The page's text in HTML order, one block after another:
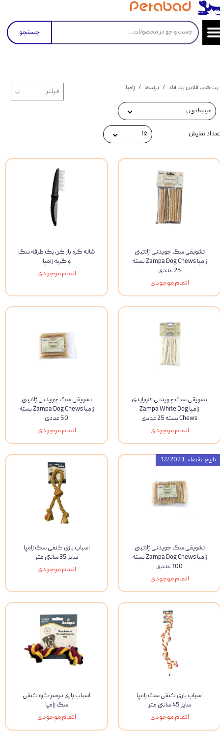
جستجو
پت شاپ آنلاین پت آباد برندها زامپا
مرتبط‌ترین
نمایش ۱۵
تشویقی سگ جویدنی ژلاتینی
زامپا Zampa Dog Chews بسته
25 عددی
اتمام موجودی
شانه گره باز کن یک طرفه سگ
و گربه زامپا
اتمام موجودی
تشویقی سگ جویدنی فلورایدی
زامپا Zampa White Dog
Chews بسته 25 عددی
اتمام موجودی
تشویقی سگ جویدنی ژلاتینی
زامپا Zampa Dog Chews بسته
50 عددی
اتمام موجودی
تشویقی سگ جویدنی ژلاتینی
زامپا Zampa Dog Chews بسته
100 عددی
اتمام موجودی
تاریخ انقضاء : 12/2023
اسباب بازی کنفی سگ زامپا
سایز 35 سانتی متر
اتمام موجودی
اسباب بازی کنفی سگ زامپا
سایز 45 سانتی متر
اتمام موجودی
اسباب بازی دوسر گره کنفی
سگ زامپا
اتمام موجودی